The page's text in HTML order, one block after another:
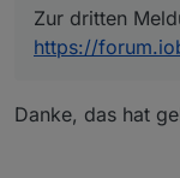
Das trifft
Zur
Zur dritten
https://
Danke, das hat